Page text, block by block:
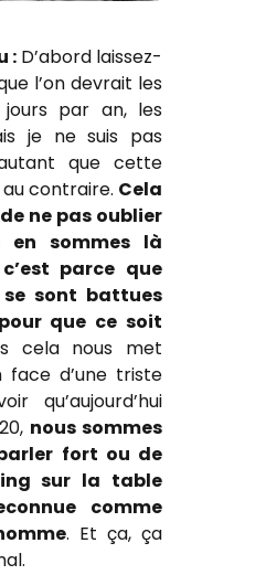
: D’abord laissez-
l’on devrait les
par an, les
je ne suis pas
que cette
contraire. Cela
ne pas oublier
en sommes là
parce que
sont battues
que ce soit
cela nous met
face d’une triste
qu’aujourd’hui
nous sommes
fort ou de
sur la table
comme
. Et ça, ça